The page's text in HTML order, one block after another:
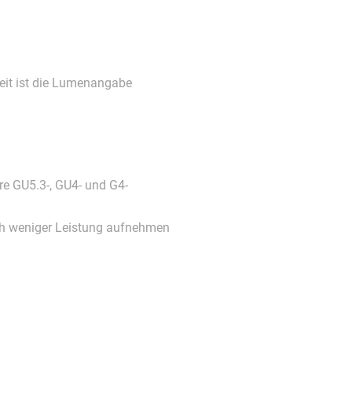
ist die Lumenangabe
, GU4- und G4-
weniger Leistung aufnehmen